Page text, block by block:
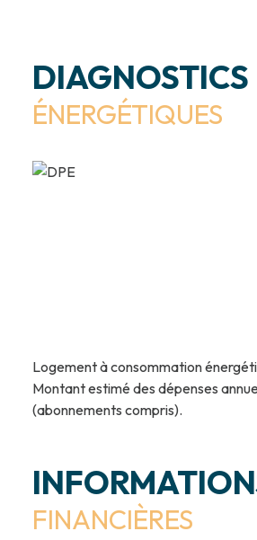
DIAGNOSTICS
ÉNERGÉTIQUES
Logement à consommation
Montant estimé des dépenses
(abonnements compris).
FINANCIÈRES